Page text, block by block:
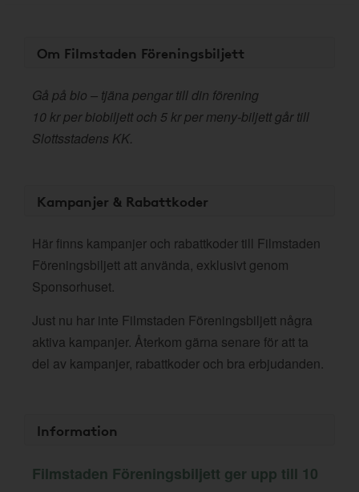
Om Filmstaden Föreningsbiljett
Gå på bio – tjäna pengar till din förening
10 kr per biobiljett och 5 kr per meny-biljett går till
Slottsstadens KK.
Kampanjer & Rabattkoder
Här finns kampanjer och rabattkoder till Filmstaden
Föreningsbiljett att använda, exklusivt genom
Sponsorhuset.
Just nu har inte Filmstaden Föreningsbiljett några
aktiva kampanjer. Återkom gärna senare för att ta
del av kampanjer, rabattkoder och bra erbjudanden.
Information
Filmstaden Föreningsbiljett ger upp till 10